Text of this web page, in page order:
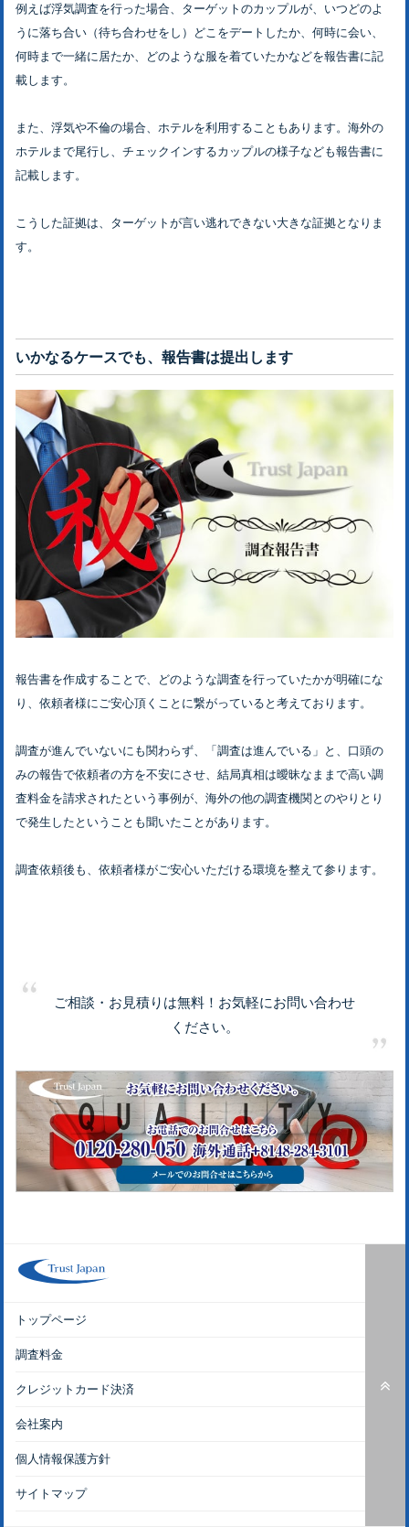
例えば浮気調査を行った場合、ターゲットのカップルが、いつどのよ
うに落ち合い（待ち合わせをし）どこをデートしたか、何時に会い、
何時まで一緒に居たか、どのような服を着ていたかなどを報告書に記
載します。
また、浮気や不倫の場合、ホテルを利用することもあります。海外の
ホテルまで尾行し、チェックインするカップルの様子なども報告書に
記載します。
こうした証拠は、ターゲットが言い逃れできない大きな証拠となりま
す。
いかなるケースでも、報告書は提出します
報告書を作成することで、どのような調査を行っていたかが明確にな
り、依頼者様にご安心頂くことに繋がっていると考えております。
調査が進んでいないにも関わらず、「調査は進んでいる」と、口頭の
みの報告で依頼者の方を不安にさせ、結局真相は曖昧なままで高い調
査料金を請求されたという事例が、海外の他の調査機関とのやりとり
で発生したということも聞いたことがあります。
調査依頼後も、依頼者様がご安心いただける環境を整えて参ります。
ご相談・お見積りは無料！お気軽にお問い合わせ
ください。
トップページ
調査料金
クレジットカード決済
会社案内
個人情報保護方針
サイトマップ